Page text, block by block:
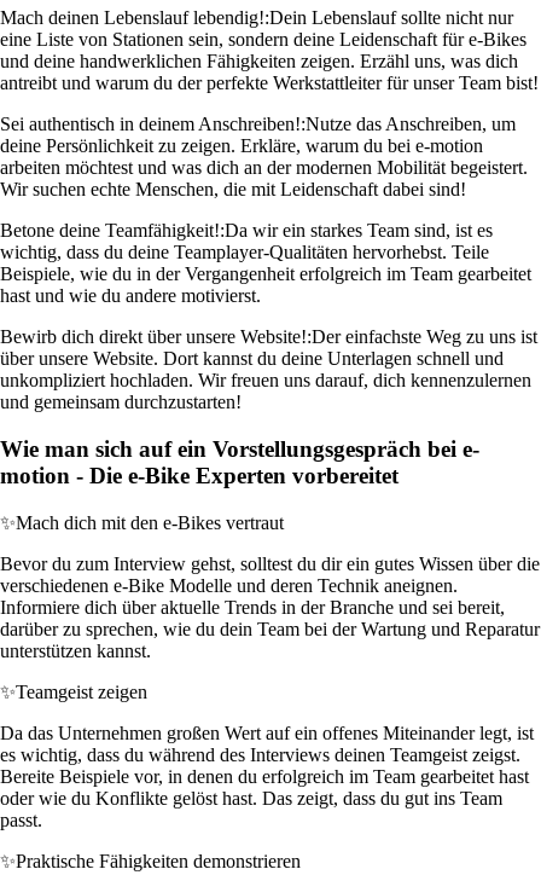
Mach deinen Lebenslauf lebendig!:Dein Lebenslauf sollte nicht nur
eine Liste von Stationen sein, sondern deine Leidenschaft für e-Bikes
und deine handwerklichen Fähigkeiten zeigen. Erzähl uns, was dich
antreibt und warum du der perfekte Werkstattleiter für unser Team bist!
Sei authentisch in deinem Anschreiben!:Nutze das Anschreiben, um
deine Persönlichkeit zu zeigen. Erkläre, warum du bei e-motion
arbeiten möchtest und was dich an der modernen Mobilität begeistert.
Wir suchen echte Menschen, die mit Leidenschaft dabei sind!
Betone deine Teamfähigkeit!:Da wir ein starkes Team sind, ist es
wichtig, dass du deine Teamplayer-Qualitäten hervorhebst. Teile
Beispiele, wie du in der Vergangenheit erfolgreich im Team gearbeitet
hast und wie du andere motivierst.
Bewirb dich direkt über unsere Website!:Der einfachste Weg zu uns ist
über unsere Website. Dort kannst du deine Unterlagen schnell und
unkompliziert hochladen. Wir freuen uns darauf, dich kennenzulernen
und gemeinsam durchzustarten!
Wie man sich auf ein Vorstellungsgespräch bei e-
motion - Die e-Bike Experten vorbereitet
✨Mach dich mit den e-Bikes vertraut
Bevor du zum Interview gehst, solltest du dir ein gutes Wissen über die
verschiedenen e-Bike Modelle und deren Technik aneignen.
Informiere dich über aktuelle Trends in der Branche und sei bereit,
darüber zu sprechen, wie du dein Team bei der Wartung und Reparatur
unterstützen kannst.
✨Teamgeist zeigen
Da das Unternehmen großen Wert auf ein offenes Miteinander legt, ist
es wichtig, dass du während des Interviews deinen Teamgeist zeigst.
Bereite Beispiele vor, in denen du erfolgreich im Team gearbeitet hast
oder wie du Konflikte gelöst hast. Das zeigt, dass du gut ins Team
passt.
✨Praktische Fähigkeiten demonstrieren